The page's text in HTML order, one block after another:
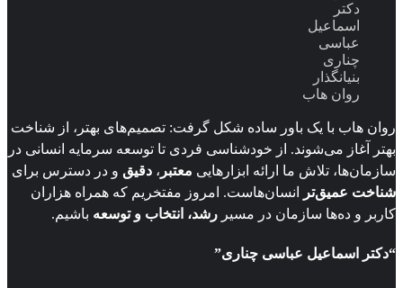
دکتر
اسماعیل
عباسی
چناری
بنیانگذار
روان هاب
روان هاب با یک باور ساده شکل گرفت: تصمیم‌های بهتر، از شناخت
بهتر آغاز می‌شوند. از خودشناسی فردی تا توسعه سرمایه انسانی در
سازمان‌ها، تلاش ما ارائه ابزارهایی معتبر ، دقیق و در دسترس برای
شناخت عمیق‌تر
انسان‌هاست. امروز مفتخریم که همراه هزاران
کاربر و ده‌ها سازمان در مسیر رشد، انتخاب و توسعه باشیم.
“دکتر اسماعیل عباسی چناری”